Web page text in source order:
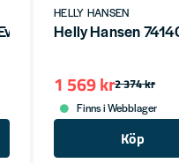
Logga
Hantverksbyxa
HELLY HANSEN
Helly Hansen
2 374 kr
1 569 kr
Finns i Webblager
Köp